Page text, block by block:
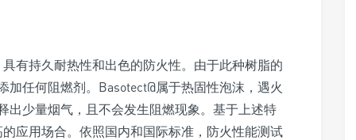
有持久耐热性和出色的防火性。由于此种树脂的
任何阻燃剂。Basotect@属于热固性泡沫，遇火
出少量烟气，且不会发生阻燃现象。基于上述特
应用场合。依照国内和国际标准，防火性能测试